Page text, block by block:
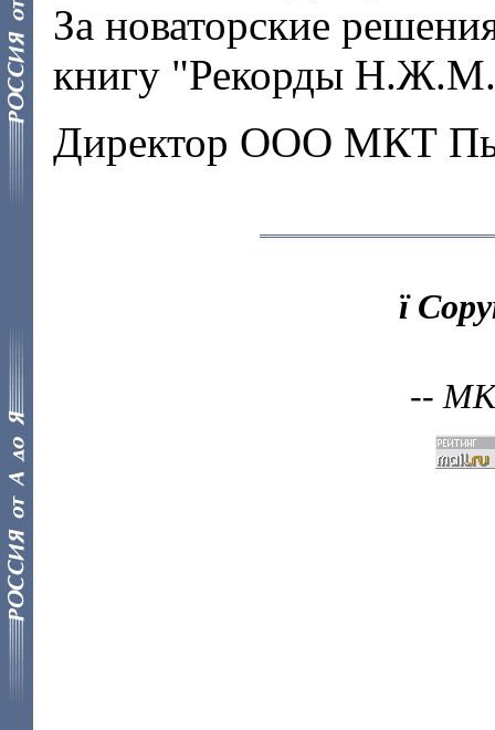
За новаторские
книгу "Рекорды
Директор ООО МКТ
ї
--